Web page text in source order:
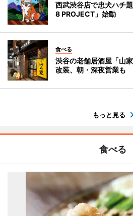
西武渋谷店で忠犬ハチ
8 PROJECT」始動
食べる
渋谷の老舗居酒屋「山
改装、朝・深夜営業も
もっと見る
食べる